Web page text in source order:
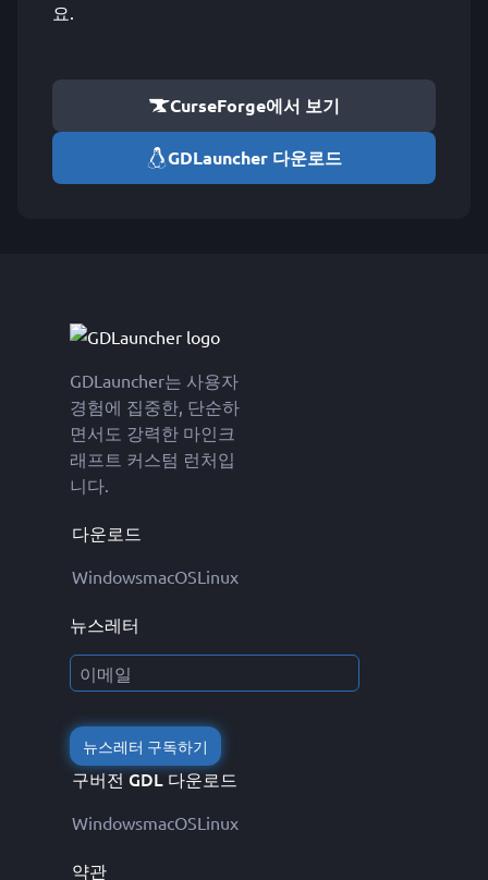
요.
CurseForge에서 보기
GDLauncher 다운로드
GDLauncher는 사용자
경험에 집중한, 단순하
면서도 강력한 마인크
래프트 커스텀 런처입
니다.
다운로드
WindowsmacOSLinux
뉴스레터
뉴스레터 구독하기
구버전 GDL 다운로드
WindowsmacOSLinux
약관